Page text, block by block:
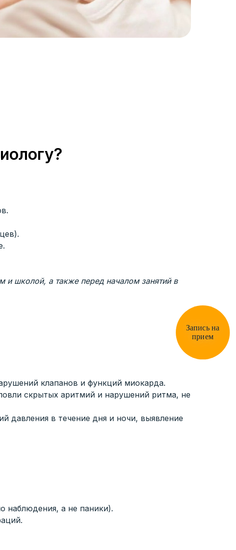
и школой, а также перед началом занятий в
клапанов и функций миокарда.
скрытых аритмий и нарушений ритма, не
давления в течение дня и ночи, выявление
наблюдения, а не паники).
Запись на
прием